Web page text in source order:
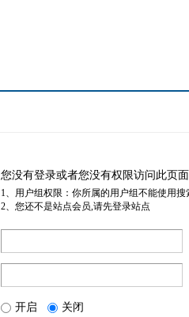
您没有登录或者您没有权限访问此页
1、用户组权限：你所属的用户组不能使用搜
2、您还不是站点会员,请先登录站点
开启 关闭